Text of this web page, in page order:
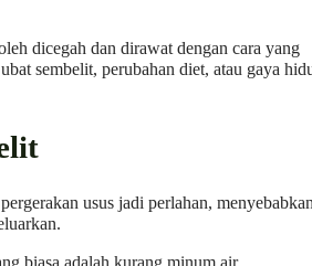
dicegah dan dirawat dengan cara yang
sembelit, perubahan diet, atau gaya
usus jadi perlahan,